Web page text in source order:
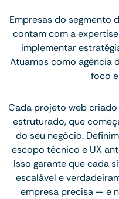
Empresas do segmento
contam com a
implementar
Atuamos como agência
foco
Cada projeto web criado
estruturado, que
do seu negócio.
escopo técnico e UX
Isso garante que cada
escalável e
empresa precisa — e